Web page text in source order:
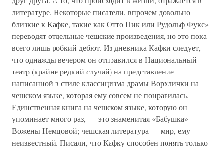
литературе. Некоторые писатели, впрочем довольно
близкие к Кафке, такие как Отто Пик или Рудольф Фукс»
переводят отдельные чешские произведения, но это пока
всего лишь робкий дебют. Из дневника Кафки следует,
что однажды вечером он отправился в Национальный
театр (крайне редкий случай) на представление
написанной в стиле классицизма драмы Ворхлички на
чешском языке, которая ему совсем не понравилась.
Единственная книга на чешском языке, которую он
упоминает много раз, — это знаменитая «Бабушка»
Вожены Немцовой; чешская литература — мир, ему
неизвестный. Писали, что Кафку способен понять только